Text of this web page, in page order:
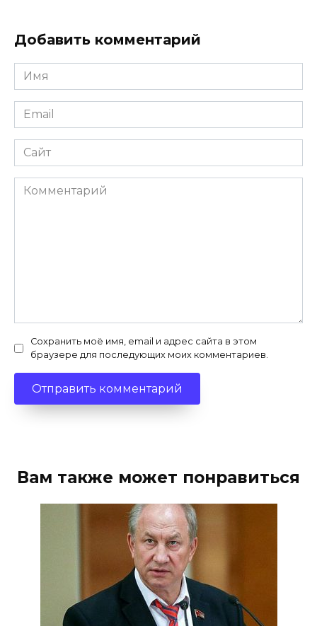
Добавить комментарий
Имя
*
Email
*
Сайт
Комментарий
Сохранить моё имя, email и адрес сайта в этом
браузере для последующих моих комментариев.
Вам также может понравиться